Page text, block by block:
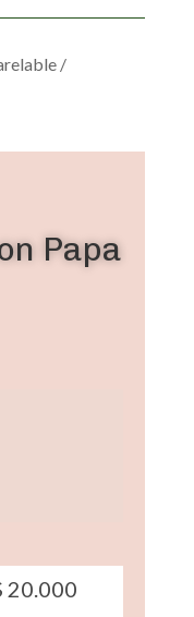
/
Papa
20.000